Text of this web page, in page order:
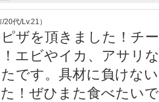
代/Lv.21）
ザを頂きました！チ
エビやイカ、アサリ
です。具材に負けな
！ぜひまた食べたい